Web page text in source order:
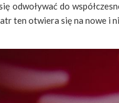
odwoływać do
ten otwiera się na nowe i